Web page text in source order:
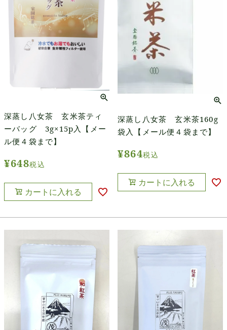
深蒸し八女茶 玄米茶ティ
ーバッグ 3g×15p入【メー
ル便４袋まで】
¥648税込
カートに入れる
深蒸し八女茶 玄米茶160g
袋入【メール便４袋まで】
¥864税込
カートに入れる